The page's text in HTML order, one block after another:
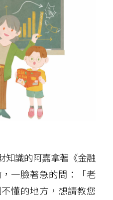
知識的阿嘉拿著《金融
一臉著急的問：「老
懂的地方，想請教您